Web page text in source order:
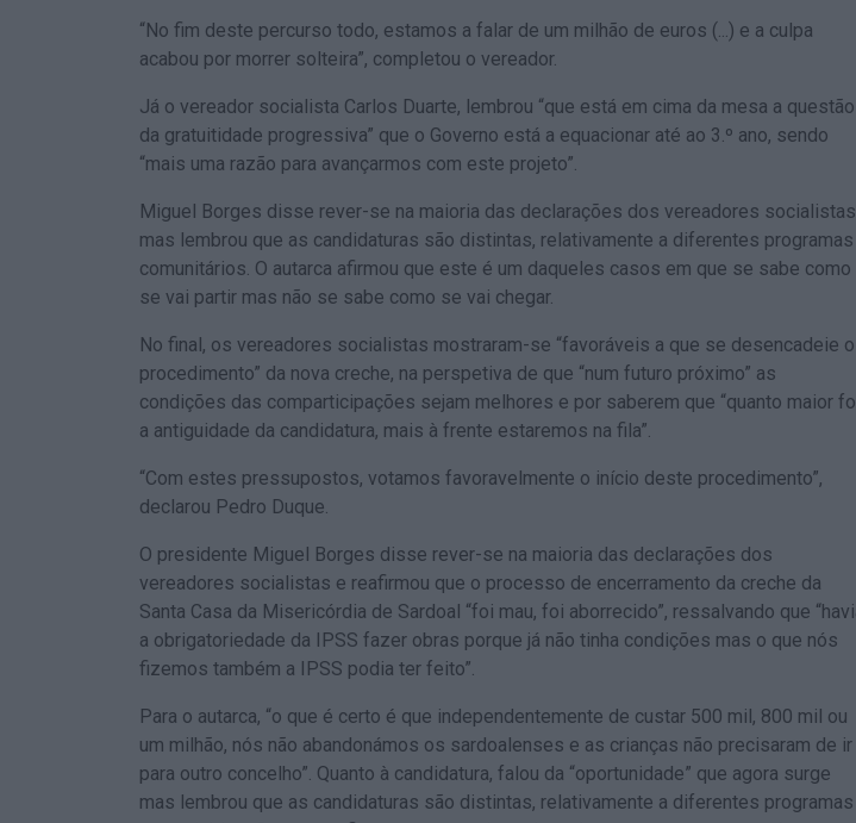
“No fim deste percurso todo, estamos a falar de um milhão de euros (...) e a culpa
acabou por morrer solteira”, completou o vereador.
Já o vereador socialista Carlos Duarte, lembrou “que está em cima da mesa a questão
da gratuitidade progressiva” que o Governo está a equacionar até ao 3.º ano, sendo
“mais uma razão para avançarmos com este projeto”.
Miguel Borges disse rever-se na maioria das declarações dos vereadores socialistas
mas lembrou que as candidaturas são distintas, relativamente a diferentes programas
comunitários. O autarca afirmou que este é um daqueles casos em que se sabe como
se vai partir mas não se sabe como se vai chegar.
No final, os vereadores socialistas mostraram-se “favoráveis a que se desencadeie o
procedimento” da nova creche, na perspetiva de que “num futuro próximo” as
condições das comparticipações sejam melhores e por saberem que “quanto maior
a antiguidade da candidatura, mais à frente estaremos na fila”.
“Com estes pressupostos, votamos favoravelmente o início deste procedimento”,
declarou Pedro Duque.
O presidente Miguel Borges disse rever-se na maioria das declarações dos
vereadores socialistas e reafirmou que o processo de encerramento da creche da
Santa Casa da Misericórdia de Sardoal “foi mau, foi aborrecido”, ressalvando que
a obrigatoriedade da IPSS fazer obras porque já não tinha condições mas o que nós
fizemos também a IPSS podia ter feito”.
Para o autarca, “o que é certo é que independentemente de custar 500 mil, 800 mil ou
um milhão, nós não abandonámos os sardoalenses e as crianças não precisaram de ir
para outro concelho”. Quanto à candidatura, falou da “oportunidade” que agora surge
mas lembrou que as candidaturas são distintas, relativamente a diferentes programas